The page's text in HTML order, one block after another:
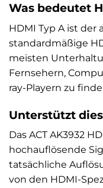
Was bedeutet
HDMI Typ A ist
standardmäßige
meisten
Fernsehern,
ray-Playern zu
Unterstützt
Das ACT AK3932
hochauflösende
tatsächliche
von den HDMI-